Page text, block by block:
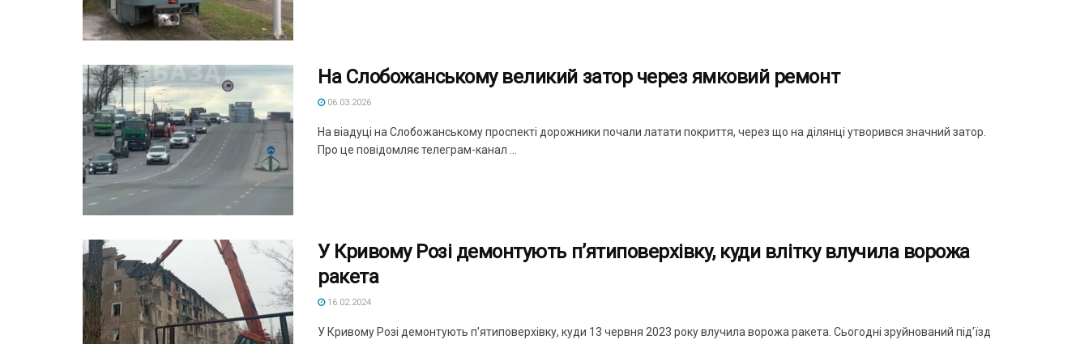
На Слобожанському великий затор через ямковий ремонт
06.03.2026
На віадуці на Слобожанському проспекті дорожники почали латати покриття, через що на ділянці утворився значний затор.
Про це повідомляє телеграм-канал ...
У Кривому Розі демонтують п’ятиповерхівку, куди влітку влучила ворожа
ракета
16.02.2024
У Кривому Розі демонтують п'ятиповерхівку, куди 13 червня 2023 року влучила ворожа ракета. Сьогодні зруйнований підʼїзд